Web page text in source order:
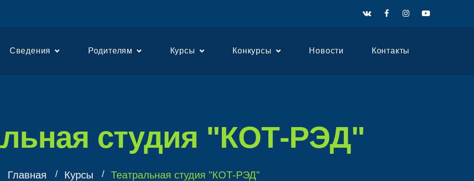
Сведения Родителям Курсы Конкурсы Новости Контакты
студия "КОТ-РЭД"
Главная Курсы Театральная студия "КОТ-РЭД"